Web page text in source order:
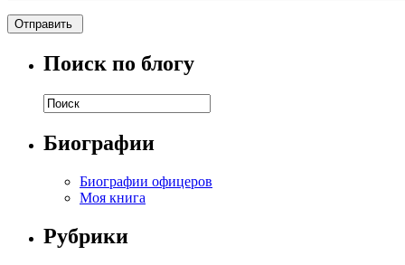
Поиск по блогу
Биографии
Биографии офицеров
Моя книга
Рубрики